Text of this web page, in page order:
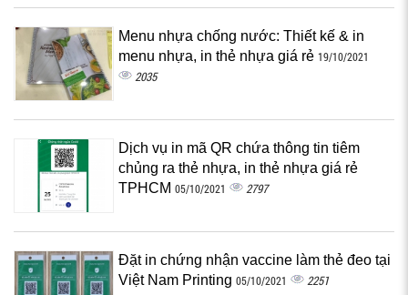
Menu nhựa chống nước: Thiết kế & in
menu nhựa, in thẻ nhựa giá rẻ 19/10/2021
2035
Dịch vụ in mã QR chứa thông tin tiêm
chủng ra thẻ nhựa, in thẻ nhựa giá rẻ
TPHCM 05/10/2021 2797
Đặt in chứng nhận vaccine làm thẻ đeo tại
Việt Nam Printing 05/10/2021 2251